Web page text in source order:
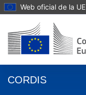
Web oficial de la UE
CORDIS